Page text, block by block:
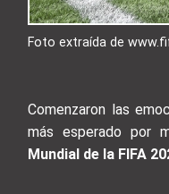
Foto extraída de
Comenzaron las
más esperado por
Mundial de la FIFA